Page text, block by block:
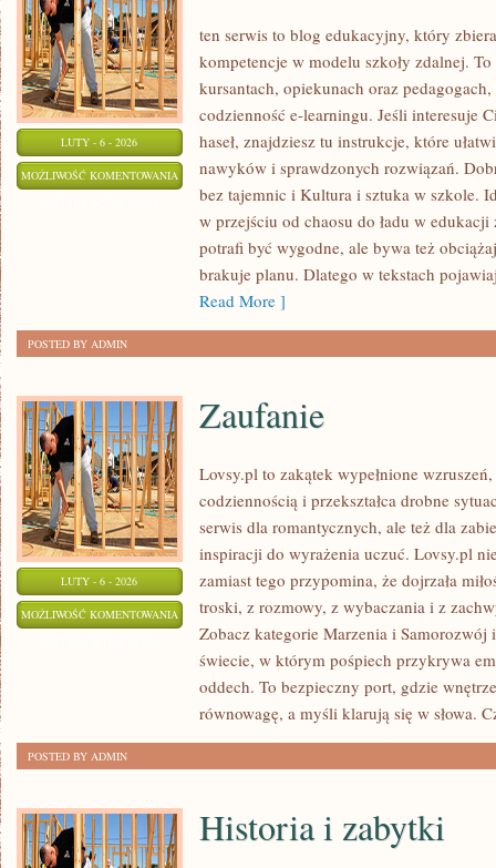
LUTY - 6 - 2026
MOŻLIWOŚĆ KOMENTOWANIA KULTURA
SZTUKA
SZKOLE
ten serwis to blog edukacyjny, który
kompetencje w modelu szkoły zdalnej.
kursantach, opiekunach oraz
codzienność e-learningu. Jeśli interesuje
haseł, znajdziesz tu instrukcje, które
nawyków i sprawdzonych rozwiązań.
bez tajemnic i Kultura i sztuka w szkole.
w przejściu od chaosu do ładu w
potrafi być wygodne, ale bywa też
brakuje planu. Dlatego w tekstach
Read More ]
POSTED BY ADMIN
LUTY - 6 - 2026
MOŻLIWOŚĆ KOMENTOWANIA ZAUFANIE
Zaufanie
Lovsy.pl to zakątek wypełnione
codziennością i przekształca drobne
serwis dla romantycznych, ale też dla
inspiracji do wyrażenia uczuć. Lovsy.pl
zamiast tego przypomina, że dojrzała
troski, z rozmowy, z wybaczania i z
Zobacz kategorie Marzenia i Samorozwój
świecie, w którym pośpiech przykrywa
oddech. To bezpieczny port, gdzie
równowagę, a myśli klarują się w słowa.
POSTED BY ADMIN
Historia i zabytki